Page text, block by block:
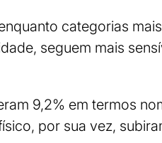
categorias
seguem mais
9,2% em termos
por sua vez,